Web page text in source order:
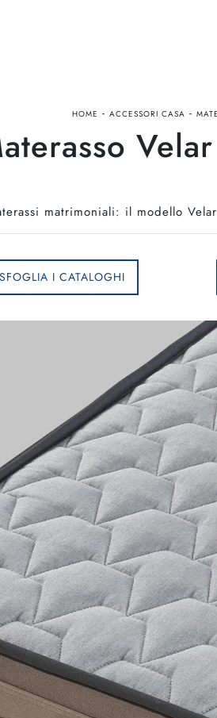
HOME - ACCESSORI CASA -
matrimoniali: il modello
SFOGLIA I CATALOGHI